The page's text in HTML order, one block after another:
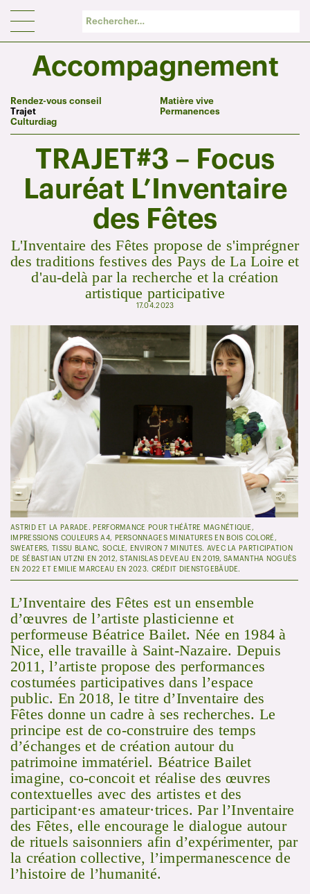
Accompagnement
Rendez-vous conseil
Trajet
Culturdiag
Matière vive
Permanences
TRAJET#3 – Focus
Lauréat L’Inventaire
des Fêtes
L'Inventaire des Fêtes propose de s'imprégner
des traditions festives des Pays de La Loire et
d'au-delà par la recherche et la création
artistique participative
17.04.2023
ASTRID ET LA PARADE. PERFORMANCE POUR THÉÂTRE MAGNÉTIQUE,
IMPRESSIONS COULEURS A4, PERSONNAGES MINIATURES EN BOIS COLORÉ,
SWEATERS, TISSU BLANC, SOCLE, ENVIRON 7 MINUTES. AVEC LA PARTICIPATION
DE SÉBASTIAN UTZNI EN 2012, STANISLAS DEVEAU EN 2019, SAMANTHA NOGUÈS
EN 2022 ET EMILIE MARCEAU EN 2023. CRÉDIT DIENSTGEBÄUDE.
L’Inventaire des Fêtes est un ensemble
d’œuvres de l’artiste plasticienne et
performeuse Béatrice Bailet. Née en 1984 à
Nice, elle travaille à Saint-Nazaire. Depuis
2011, l’artiste propose des performances
costumées participatives dans l’espace
public. En 2018, le titre d’Inventaire des
Fêtes donne un cadre à ses recherches. Le
principe est de co-construire des temps
d’échanges et de création autour du
patrimoine immatériel. Béatrice Bailet
imagine, co-concoit et réalise des œuvres
contextuelles avec des artistes et des
participant·es amateur·trices. Par l’Inventaire
des Fêtes, elle encourage le dialogue autour
de rituels saisonniers afin d’expérimenter, par
la création collective, l’impermanescence de
l’histoire de l’humanité.